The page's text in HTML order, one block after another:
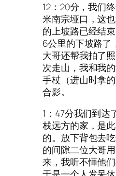
12：20分，我们
米南宗垭口，这
的上坡路已经结
6公里的下坡路了
大哥还帮我拍了
次走山，我和我
手杖（进山时拿
合影。
1：47分我们到达
栈远方的家，是
的。放下背包去
的间隙二位大哥
来，我听不懂他